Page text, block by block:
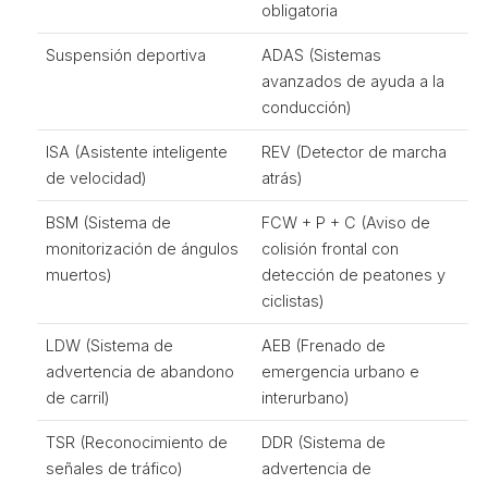
obligatoria
Suspensión deportiva
ADAS (Sistemas
avanzados de ayuda a la
conducción)
ISA (Asistente inteligente
de velocidad)
REV (Detector de marcha
atrás)
BSM (Sistema de
monitorización de ángulos
muertos)
FCW + P + C (Aviso de
colisión frontal con
detección de peatones y
ciclistas)
LDW (Sistema de
advertencia de abandono
de carril)
AEB (Frenado de
emergencia urbano e
interurbano)
TSR (Reconocimiento de
señales de tráfico)
DDR (Sistema de
advertencia de